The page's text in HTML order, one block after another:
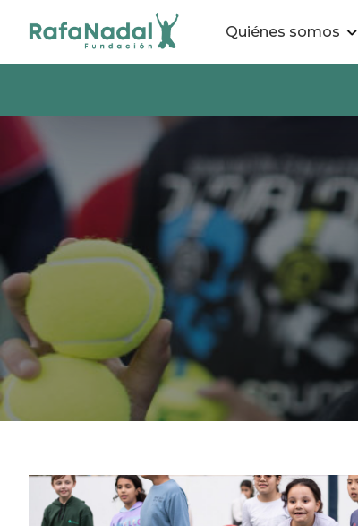
Quiénes somos